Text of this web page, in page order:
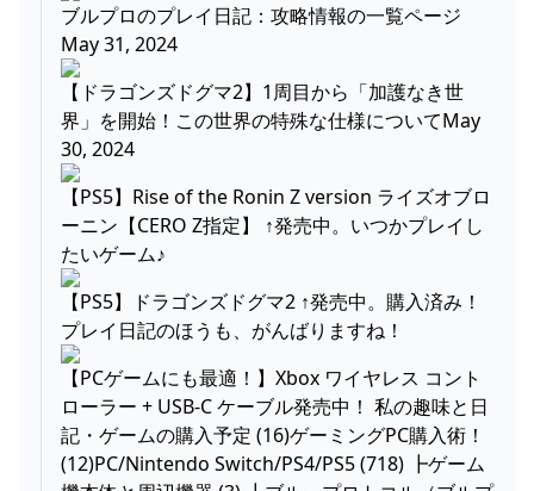
ブルプロのプレイ日記：攻略情報の一覧ページ
May 31, 2024
【ドラゴンズドグマ2】1周目から「加護なき世
界」を開始！この世界の特殊な仕様についてMay
30, 2024
【PS5】Rise of the Ronin Z version ライズオブロ
ーニン【CERO Z指定】 ↑発売中。いつかプレイし
たいゲーム♪
【PS5】ドラゴンズドグマ2 ↑発売中。購入済み！
プレイ日記のほうも、がんばりますね！
【PCゲームにも最適！】Xbox ワイヤレス コント
ローラー + USB-C ケーブル発売中！ 私の趣味と日
記・ゲームの購入予定 (16)ゲーミングPC購入術！
(12)PC/Nintendo Switch/PS4/PS5 (718) ┣ゲーム